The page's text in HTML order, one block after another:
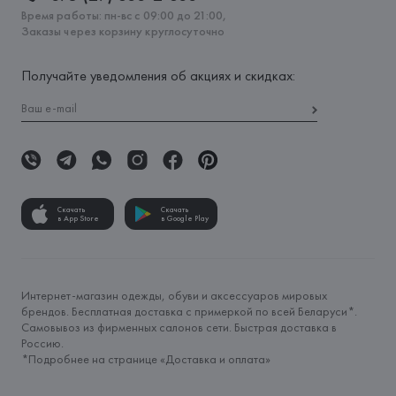
Время работы: пн-вс с 09:00 до 21:00,
Заказы через корзину круглосуточно
Получайте уведомления об акциях и скидках:
Скачать
в App Store
Скачать
в Google Play
Интернет-магазин одежды, обуви и аксессуаров мировых
брендов. Бесплатная доставка с примеркой по всей Беларуси*.
Самовывоз из фирменных салонов сети. Быстрая доставка в
Россию.
*Подробнее на странице «Доставка и оплата»